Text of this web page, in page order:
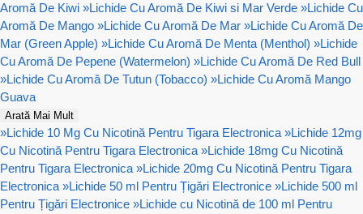
Aromă De Kiwi »Lichide Cu Aromă De Kiwi si Mar Verde »Lichide Cu
Aromă De Mango »Lichide Cu Aromă De Mar »Lichide Cu Aromă De
Mar (Green Apple) »Lichide Cu Aromă De Menta (Menthol) »Lichide
Cu Aromă De Pepene (Watermelon) »Lichide Cu Aromă De Red Bull
»Lichide Cu Aromă De Tutun (Tobacco) »Lichide Cu Aromă Mango
Guava
Arată Mai Mult
»Lichide 10 Mg Cu Nicotină Pentru Tigara Electronica »Lichide 12mg
Cu Nicotină Pentru Tigara Electronica »Lichide 18mg Cu Nicotină
Pentru Tigara Electronica »Lichide 20mg Cu Nicotină Pentru Tigara
Electronica »Lichide 50 ml Pentru Țigări Electronice »Lichide 500 ml
Pentru Țigări Electronice »Lichide cu Nicotină de 100 ml Pentru